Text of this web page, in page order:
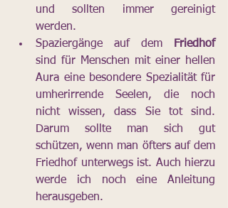
und sollten immer gereinigt
werden.
Spaziergänge auf dem Friedhof
sind für Menschen mit einer hellen
Aura eine besondere Spezialität für
umherirrende Seelen, die noch
nicht wissen, dass Sie tot sind.
Darum sollte man sich gut
schützen, wenn man öfters auf dem
Friedhof unterwegs ist. Auch hierzu
werde ich noch eine Anleitung
herausgeben.